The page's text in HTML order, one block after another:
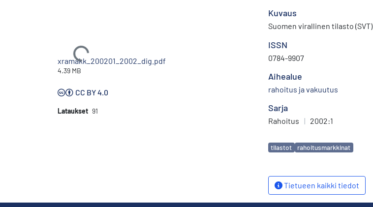
Ladataan...
xramakk_200201_2002_dig.pdf
4.39 MB
CC BY 4.0
Lataukset 91
Kuvaus
Suomen virallinen tilasto (SVT)
ISSN
0784-9907
Aihealue
rahoitus ja vakuutus
Sarja
Rahoitus | 2002:1
Avainsanat
tilastot rahoitusmarkkinat
Tietueen kaikki tiedot